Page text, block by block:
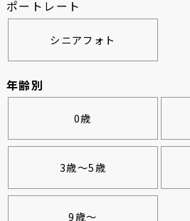
ポートレート
シニアフォト
年齢別
0歳
3歳～5歳
9歳～